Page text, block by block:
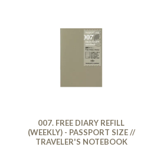
007. FREE DIARY REFILL
(WEEKLY) - PASSPORT SIZE //
TRAVELER'S NOTEBOOK